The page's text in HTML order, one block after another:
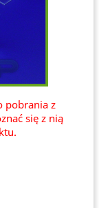
pobrania z
się z nią